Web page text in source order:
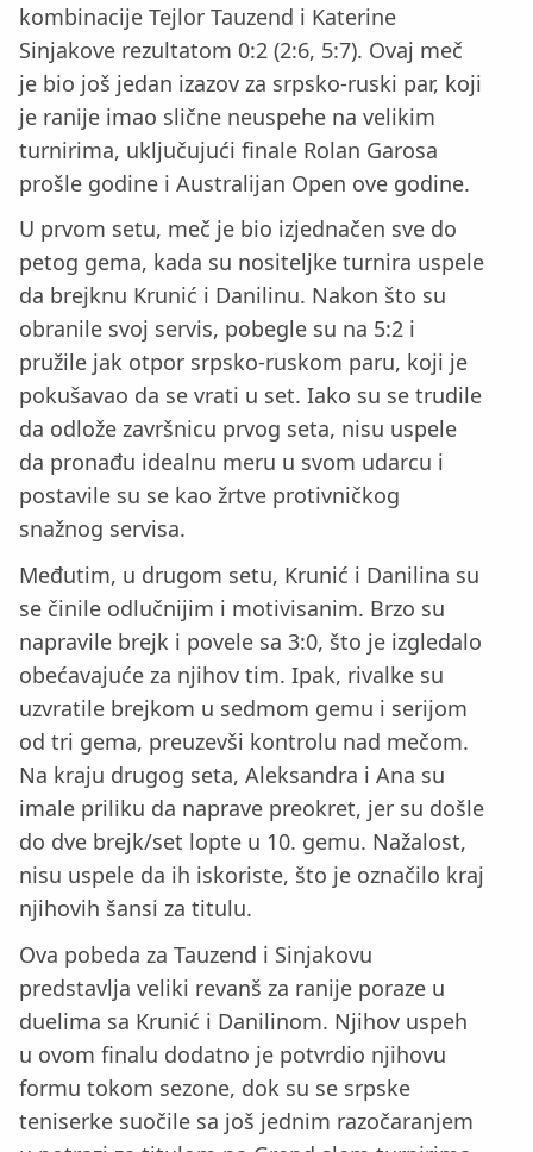
kombinacije Tejlor Tauzend i Katerine
Sinjakove rezultatom 0:2 (2:6, 5:7). Ovaj meč
je bio još jedan izazov za srpsko-ruski par, koji
je ranije imao slične neuspehe na velikim
turnirima, uključujući finale Rolan Garosa
prošle godine i Australijan Open ove godine.
U prvom setu, meč je bio izjednačen sve do
petog gema, kada su nositeljke turnira uspele
da brejknu Krunić i Danilinu. Nakon što su
obranile svoj servis, pobegle su na 5:2 i
pružile jak otpor srpsko-ruskom paru, koji je
pokušavao da se vrati u set. Iako su se trudile
da odlože završnicu prvog seta, nisu uspele
da pronađu idealnu meru u svom udarcu i
postavile su se kao žrtve protivničkog
snažnog servisa.
Međutim, u drugom setu, Krunić i Danilina su
se činile odlučnijim i motivisanim. Brzo su
napravile brejk i povele sa 3:0, što je izgledalo
obećavajuće za njihov tim. Ipak, rivalke su
uzvratile brejkom u sedmom gemu i serijom
od tri gema, preuzevši kontrolu nad mečom.
Na kraju drugog seta, Aleksandra i Ana su
imale priliku da naprave preokret, jer su došle
do dve brejk/set lopte u 10. gemu. Nažalost,
nisu uspele da ih iskoriste, što je označilo kraj
njihovih šansi za titulu.
Ova pobeda za Tauzend i Sinjakovu
predstavlja veliki revanš za ranije poraze u
duelima sa Krunić i Danilinom. Njihov uspeh
u ovom finalu dodatno je potvrdio njihovu
formu tokom sezone, dok su se srpske
teniserke suočile sa još jednim razočaranjem